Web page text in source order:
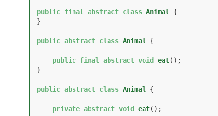
public final abstract class Animal
{
}
public abstract class Animal {
public final abstract void eat() ;
}
public abstract class Animal {
private abstract void eat() ;